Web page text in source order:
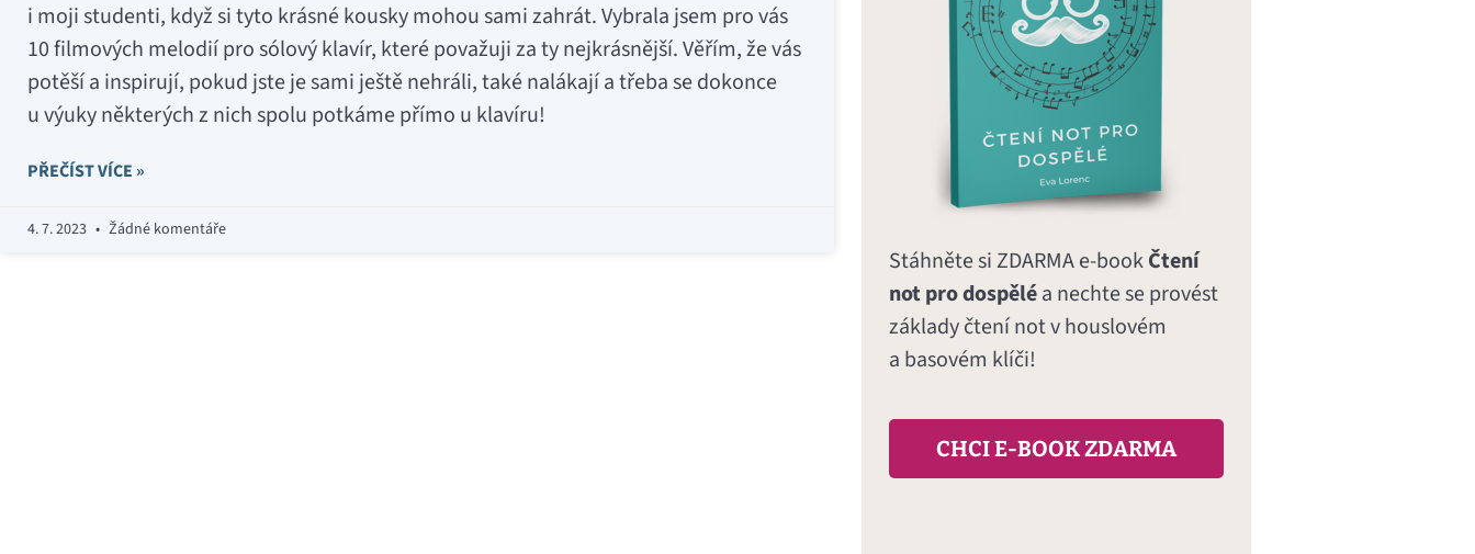
i moji studenti, když si tyto krásné kousky mohou sami zahrát. Vybrala jsem pro vás
10 filmových melodií pro sólový klavír, které považuji za ty nejkrásnější. Věřím, že vás
potěší a inspirují, pokud jste je sami ještě nehráli, také nalákají a třeba se dokonce
u výuky některých z nich spolu potkáme přímo u klavíru!
PŘEČÍST VÍCE »
4. 7. 2023 Žádné komentáře
Stáhněte si ZDARMA e-bookČtení
not pro dospěléa nechte se provést
základy čtení not v houslovém
a basovém klíči!
CHCI E-BOOK ZDARMA